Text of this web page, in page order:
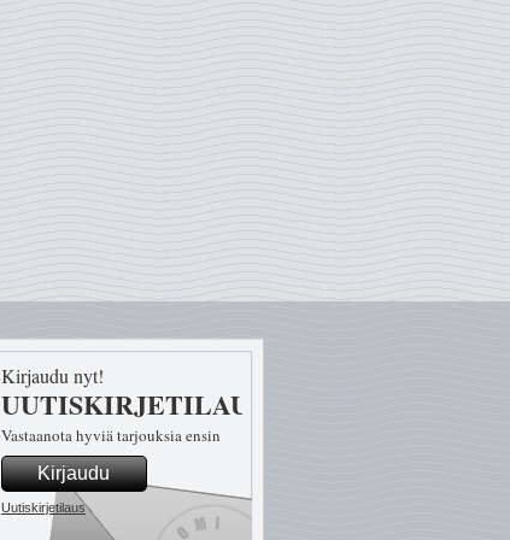
Kirjaudu nyt!
UUTISKIRJETILAUS
Vastaanota hyviä tarjouksia ensin
Kirjaudu
Uutiskirjetilaus